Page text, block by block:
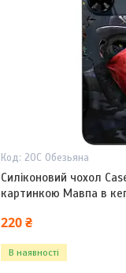
20С Обезьяна
Силіконовий чохол
картинкою Мавпа в
220 ₴
В наявності